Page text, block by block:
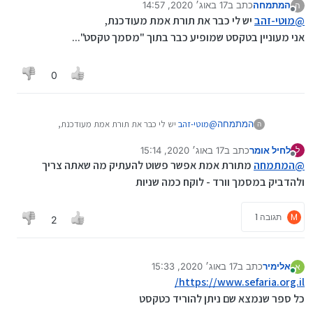
ה
מנותק
המתמחהכתב ב17 באוג׳ 2020, 14:57
נערך לאחרונה על ידי
@מוטי-זהביש לי כבר את תורת אמת מעודכנת,
אני מעוניין בטקסט שמופיע כבר בתוך "מסמך טקסט"...
0
ה המתמחה@מוטי-זהב יש לי כבר את תורת אמת מעודכנת,
ל לחיל אומרכתב ב17 באוג׳ 2020, 15:14
נערך לאחרונה על ידי
@המתמחה מתורת אמת אפשר פשוט להעתיק מה שאתה צריך
ולהדביק במסמך וורד - לוקח כמה שניות
M תגובה 1 2
א
מחובר
אלימירכתב ב17 באוג׳ 2020, 15:33
נערך לאחרונה על ידי
https://www.sefaria.org.il/
כל ספר שנמצא שם ניתן להוריד כטקסט